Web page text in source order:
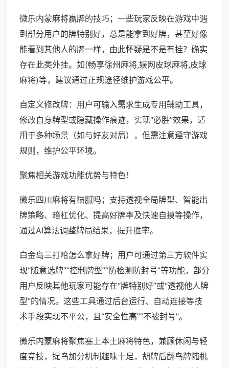
微乐内蒙麻将赢牌的技巧；一些玩家反映在游戏中遇
到部分用户的牌特别好，总是能拿到好牌，甚至好像
能看到其他人的牌一样，由此怀疑是不是有挂？确实
存在此类外挂。如(畅享徐州麻将,娱网皮球麻将,皮球
麻将)等，建议通过正规途径维护游戏公平。
自定义修改牌：用户可输入需求生成专用辅助工具，
修改自身牌型或隐藏操作痕迹，实现“必胜”效果，适
用于多种场景（如与好友对局），但需注意遵守游戏
规则，维护公平环境。
聚焦相关游戏功能优势与特色！
微乐四川麻将有猫腻吗；支持透视全局牌型、智能出
牌策略、暗杠优化、提高好牌率及快速自摸等操作，
通过AI算法调整牌局结果，提升胜率。
白金岛三打哈怎么拿好牌；用户可通过第三方软件实
现“随意选牌”“控制牌型”“防检测防封号”等功能，部分
用户反映其他玩家可能存在“牌特别好”或“透视他人牌
型”的情况。这些工具通过后台运行、自动连接等技
术手段实现不平公，且“安全性高”“不被封号”。
微乐内蒙麻将聚焦塞上本土麻将特色，兼顾休闲与轻
度竞技，捉鸟加分机制趣味十足，胡牌后翻鸟牌随机